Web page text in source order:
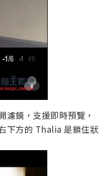
濾鏡，支援即時預覽，
下方的 Thalia 是鎖住狀